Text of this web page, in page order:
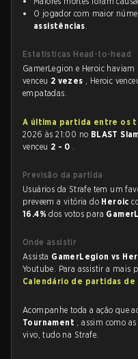
O jogador com maior
assistências.
Estatísticas Head-to-head
GamerLegion e Heroic haviam
venceu 2 vezes , Heroic
empatadas.
A última partida entre os
2026 às 21:00 no BLAST
venceu 2 - 0 .
Previsão da partida
Usuários da Strafe tem um
preveem a vitória do Heroic
16.4%dos votos para
Onde assistir
Assista GamerLegion vs
Youtube. Para assistir a mais
Calendário de partidas de
Acompanhe toda a ação que
Tournament , assim como
vivo, tudo na Strafe.